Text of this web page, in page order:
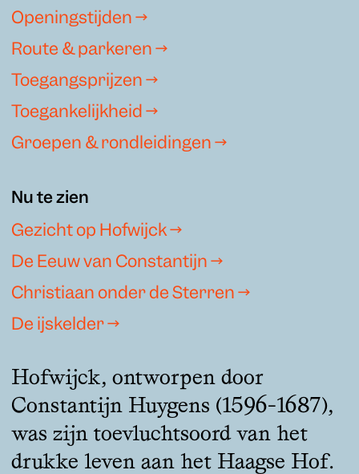
Openingstijden →
Route & parkeren →
Toegangsprijzen →
Toegankelijkheid →
Groepen & rondleidingen →
Nu te zien
Gezicht op Hofwijck →
De Eeuw van Constantijn →
Christiaan onder de Sterren →
De ijskelder →
Hofwijck, ontworpen door
Constantijn Huygens (1596-1687),
was zijn toevluchtsoord van het
drukke leven aan het Haagse Hof.